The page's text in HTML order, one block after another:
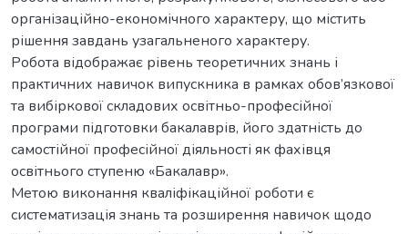
організаційно-економічного характеру, що містить
рішення завдань узагальненого характеру.
Робота відображає рівень теоретичних знань і
практичних навичок випускника в рамках обов’язкової
та вибіркової складових освітньо-професійної
програми підготовки бакалаврів, його здатність до
самостійної професійної діяльності як фахівця
освітнього ступеню «Бакалавр».
Метою виконання кваліфікаційної роботи є
систематизація знань та розширення навичок щодо